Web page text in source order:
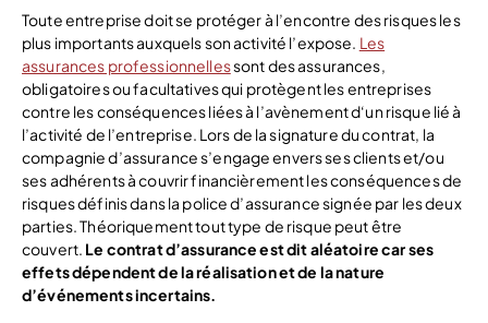
Toute entreprise doit se protéger à l’encontre des risques les
plus importants auxquels son activité l’expose. Les
assurances professionnellessont des assurances,
obligatoires ou facultatives qui protègent les entreprises
contre les conséquences liées à l’avènement d‘un risque lié à
l’activité de l’entreprise. Lors de la signature du contrat, la
compagnie d’assurance s’engage envers ses clients et/ou
ses adhérents à couvrir financièrement les conséquences de
risques définis dans la police d’assurance signée par les deux
parties. Théoriquement tout type de risque peut être
couvert. Le contrat d’assurance est dit aléatoire car ses
effets dépendent de la réalisation et de la nature
d’événements incertains.